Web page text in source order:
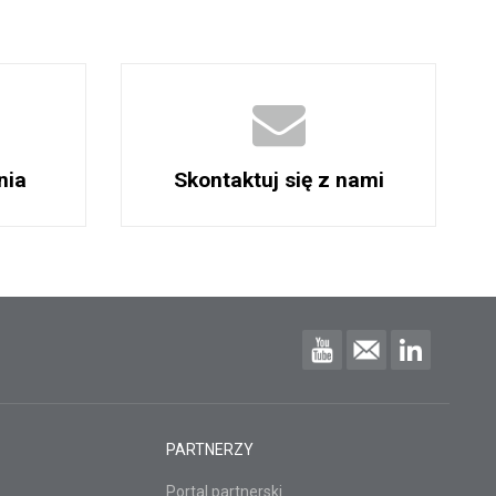
Skontaktuj się z nami
PARTNERZY
Portal partnerski